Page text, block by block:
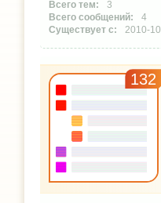
3
4
2010-
132